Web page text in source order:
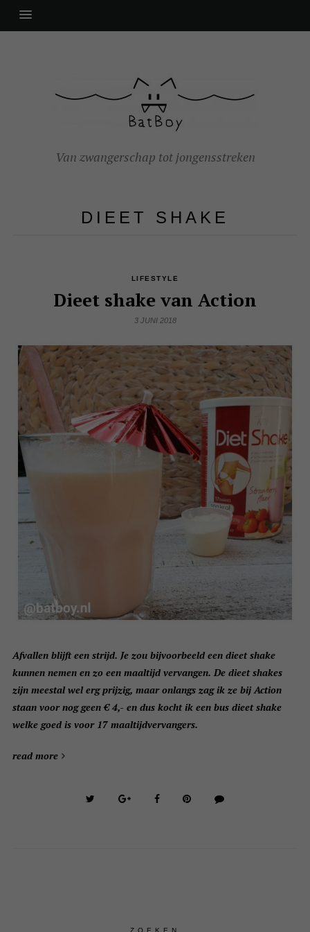
Van zwangerschap tot jongensstreken
DIEET SHAKE
LIFESTYLE
Dieet shake van Action
3 JUNI 2018
Afvallen blijft een strijd. Je zou bijvoorbeeld een dieet shake
kunnen nemen en zo een maaltijd vervangen. De dieet shakes
zijn meestal wel erg prijzig, maar onlangs zag ik ze bij Action
staan voor nog geen € 4,- en dus kocht ik een bus dieet shake
welke goed is voor 17 maaltijdvervangers.
read more
ZOEKEN